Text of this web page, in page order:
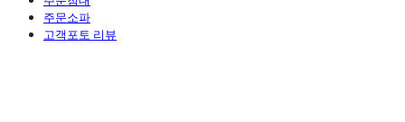
주문소파
고객포토 리뷰